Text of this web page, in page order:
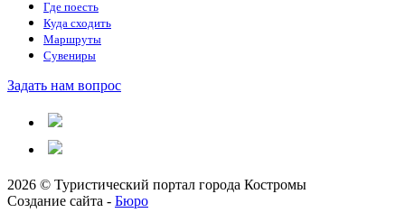
Где поесть
Куда сходить
Маршруты
Сувениры
Задать нам вопрос
2026 © Туристический портал города Костромы
Создание сайта - Бюро